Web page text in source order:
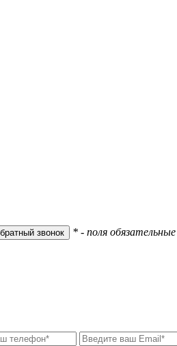
* - поля обязательные